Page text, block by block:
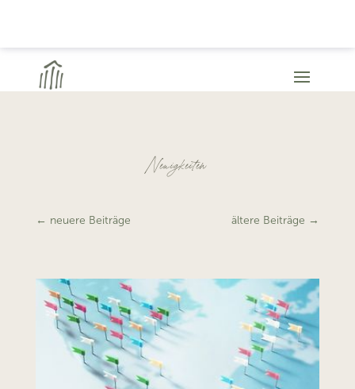
Neuigkeiten
← neuere Beiträge ältere Beiträge →